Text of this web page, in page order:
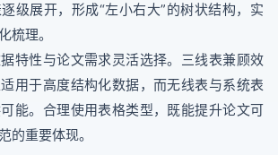
级展开，形成“左小右大”的树状结构，实
梳理。
特性与论文需求灵活选择。三线表兼顾效
用于高度结构化数据，而无线表与系统表
能。合理使用表格类型，既能提升论文可
的重要体现。